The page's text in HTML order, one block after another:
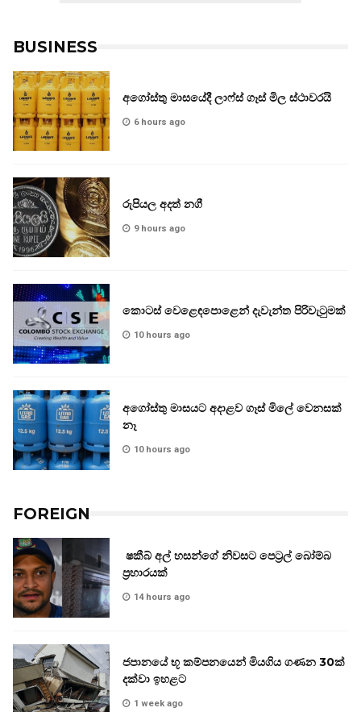
BUSINESS
අගෝස්තු මාසයේදී ලාෆ්ස් ගෑස් මිල ස්ථාවරයි
6 hours ago
රුපියල අදත් නගී
9 hours ago
කොටස් වෙළෙඳපොළෙන් දැවැන්ත පිරිවැටුමක්
10 hours ago
අගෝස්තු මාසයට අදාළව ගෑස් මිලේ වෙනසක්
නෑ
10 hours ago
FOREIGN
ෂකීබ් අල් හසන්ගේ නිවසට පෙට්‍රල් බෝම්බ
ප්‍රහාරයක්
14 hours ago
ජපානයේ භූ කම්පනයෙන් මියගිය ගණන 30ක්
දක්වා ඉහළට
1 week ago